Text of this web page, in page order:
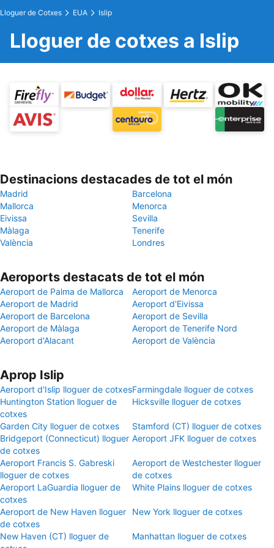
Lloguer de Cotxes EUA Islip
Lloguer de cotxes a Islip
Destinacions destacades de tot el món
Madrid
Barcelona
Mallorca
Menorca
Eivissa
Sevilla
Màlaga
Tenerife
València
Londres
Aeroports destacats de tot el món
Aeroport de Palma de Mallorca
Aeroport de Menorca
Aeroport de Madrid
Aeroport d'Eivissa
Aeroport de Barcelona
Aeroport de Sevilla
Aeroport de Màlaga
Aeroport de Tenerife Nord
Aeroport d'Alacant
Aeroport de València
Aprop Islip
Aeroport d'Islip lloguer de cotxesFarmingdale lloguer de cotxes
Huntington Station lloguer de
cotxes
Hicksville lloguer de cotxes
Garden City lloguer de cotxes
Stamford (CT) lloguer de cotxes
Bridgeport (Connecticut) lloguer
de cotxes
Aeroport JFK lloguer de cotxes
Aeroport Francis S. Gabreski
lloguer de cotxes
Aeroport de Westchester lloguer
de cotxes
Aeroport LaGuardia lloguer de
cotxes
White Plains lloguer de cotxes
Aeroport de New Haven lloguer
de cotxes
New York lloguer de cotxes
New Haven (CT) lloguer de
Manhattan lloguer de cotxes